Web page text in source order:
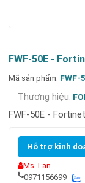
FWF-50E -
Mã sản phẩm: FWF-
Thương hiệu:
FWF-50E -
Hỗ trợ kinh
Ms. Lan
0971156699